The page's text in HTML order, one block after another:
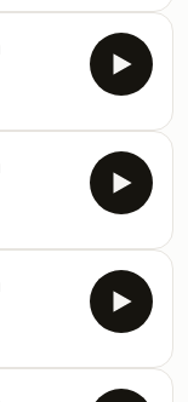
y por
y
mail